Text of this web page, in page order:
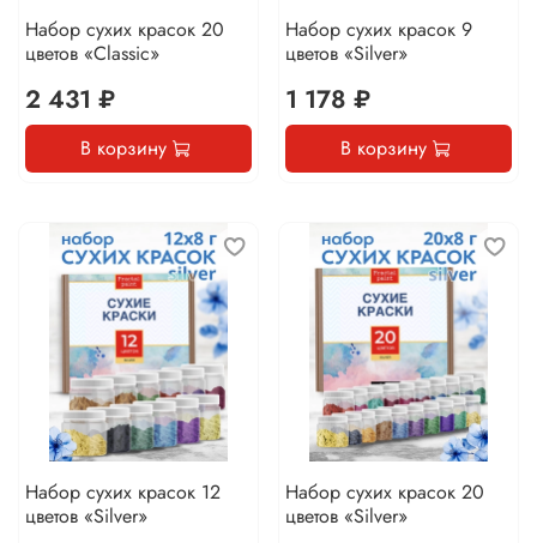
Набор сухих красок 20
цветов «Classic»
2 431 ₽
В корзину
Набор сухих красок 9
цветов «Silver»
1 178 ₽
В корзину
Набор сухих красок 12
цветов «Silver»
Набор сухих красок 20
цветов «Silver»